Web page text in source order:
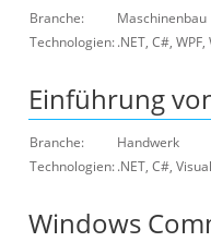
Branche:
Maschinenbau
Technologien:.NET, C#,
Einführung
Branche:
Handwerk
Technologien:.NET, C#,
Windows